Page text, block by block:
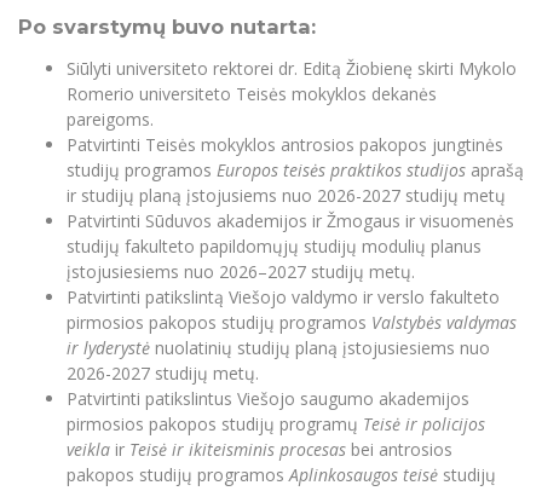
Darbuotojams
Partnerystės
Vilniaus Karaliaus Sedžiongo institutas
Frankofoniškų šalių studijų centras
Partnerystės
Azijos centras
Frankofoniškų šalių studijų centras
Negalia ir individualieji poreikiai
Viešai skelbiama informacija
Parama Ukrainai
Civilinė sauga
Korupcijos prevencija
Darbuotojų Moodle (kompetencijų tobulinimui)
Studijų tvarkaraštis
Informacinė sistema "Studijos"
Darbuotojų elektroninis paštas
Daugiafaktorinė autentifikacija universiteto
darbuotojams (MFA)
Mokslininkų profiliai "CRIS"
Bendruomenės gerovė
Darbuotojų kvalifikacijos kėlimas
MRU norminių teisės aktų duomenų bazė
Intranetas
eDVS
Microsoft Office 365
MRU mobilios programėlės
Po svarstymų buvo nutarta:
Siūlyti universiteto rektorei dr. Editą Žiobienę skirti Mykolo
Romerio universiteto Teisės mokyklos dekanės
pareigoms.
Patvirtinti Teisės mokyklos antrosios pakopos jungtinės
studijų programos Europos teisės praktikos studijos aprašą
ir studijų planą įstojusiems nuo 2026-2027 studijų metų
Patvirtinti Sūduvos akademijos ir Žmogaus ir visuomenės
studijų fakulteto papildomųjų studijų modulių planus
įstojusiesiems nuo 2026–2027 studijų metų.
Patvirtinti patikslintą Viešojo valdymo ir verslo fakulteto
pirmosios pakopos studijų programos Valstybės valdymas
ir lyderystė nuolatinių studijų planą įstojusiesiems nuo
2026-2027 studijų metų.
Patvirtinti patikslintus Viešojo saugumo akademijos
pirmosios pakopos studijų programų Teisė ir policijos
veikla ir Teisė ir ikiteisminis procesas bei antrosios
pakopos studijų programosAplinkosaugos teisė studijų